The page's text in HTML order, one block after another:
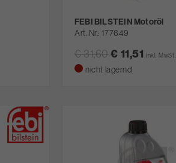
FEBI BILSTEIN Motoröl
Art. Nr. 177649
€ 31,60€ 11,51 inkl. MwSt.
nicht lagernd